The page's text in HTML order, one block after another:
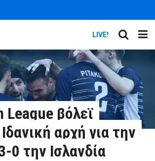
LIVE!
League βόλεϊ
αρχή για την
0 την Ισλανδία